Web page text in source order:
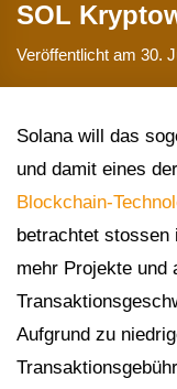
SOL
Veröffentlicht am 30.
Solana will das
und damit eines
Blockchain-
betrachtet stossen
mehr Projekte und
Aufgrund zu